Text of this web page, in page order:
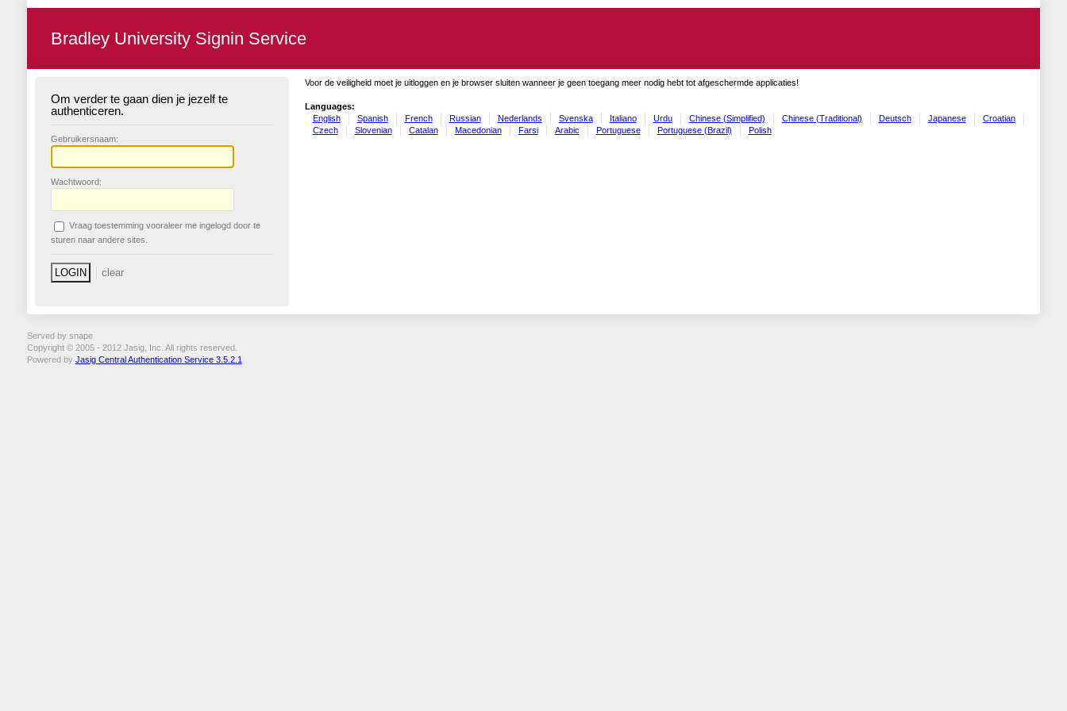
Bradley University Signin Service
Om verder te gaan dien je jezelf te
authenticeren.
Gebruikersnaam:
Wachtwoord:
Vraag toestemming vooraleer me ingelogd door te
sturen naar andere sites.
Voor de veiligheid moet je uitloggen en je browser sluiten wanneer je geen toegang meer nodig hebt tot afgeschermde applicaties!
Languages:
English
Spanish French Russian Nederlands Svenska Italiano Urdu Chinese (Simplified) Chinese (Traditional) Deutsch Japanese
Croatian
Czech
Slovenian Catalan Macedonian Farsi Arabic Portuguese Portuguese (Brazil) Polish
Served by snape
Copyright © 2005 - 2012 Jasig, Inc. All rights reserved.
Powered by Jasig Central Authentication Service 3.5.2.1